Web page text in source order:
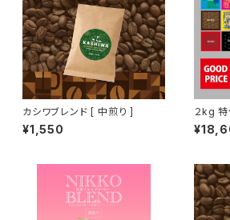
カシワブレンド [ 中煎り ]
¥1,550
２kg